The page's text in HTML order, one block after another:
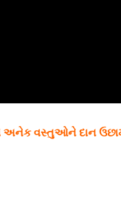
અનેક વસ્તુઓને દાન